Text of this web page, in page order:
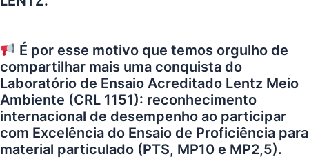
É por esse motivo que temos orgulho de
compartilhar mais uma conquista do
Laboratório de Ensaio Acreditado Lentz Meio
Ambiente (CRL 1151): reconhecimento
internacional de desempenho ao participar
com Excelência do Ensaio de Proficiência para
material particulado (PTS, MP10 e MP2,5).